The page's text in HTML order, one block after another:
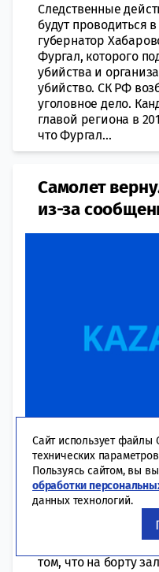
Следственные
будут проводиться
губернатор
Фургал, которого
убийства и
убийство. СК РФ
уголовное дело.
главой региона в
что Фургал...
Самолет
из-за
11:44 | 27-01-2020
На борту
членов экипажа.
понедельник из
том, что на борту
Сайт использует файлы
технических
Пользуясь сайтом, вы
обработки
данных технологий.